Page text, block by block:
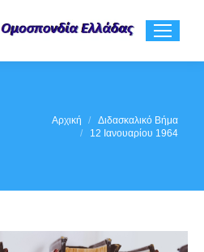
Αρχική
Διδασκαλικό Βήμα
12 Ιανουαρίου 1964